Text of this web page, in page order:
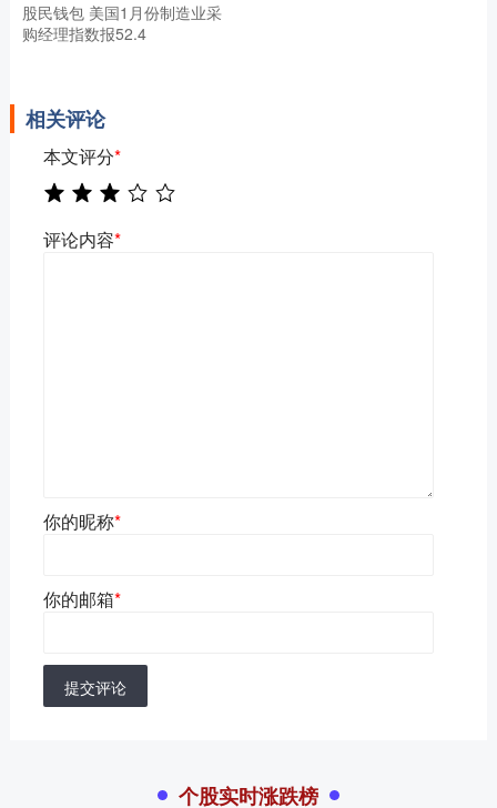
股民钱包 美国1月份制造业采
购经理指数报52.4
相关评论
本文评分*
评论内容*
你的昵称*
你的邮箱*
提交评论
个股实时涨跌榜